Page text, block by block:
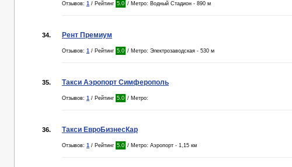
Отзывов: 1 / Рейтинг 5.0 / Метро: Водный Стадион - 890 м
34. Рент Премиум
Отзывов: 1 / Рейтинг 5.0 / Метро: Электрозаводская - 530 м
35. Такси Аэропорт Симферополь
Отзывов: 1 / Рейтинг 5.0 / Метро:
36. Такси ЕвроБизнесКар
Отзывов: 1 / Рейтинг 5.0 / Метро: Аэропорт - 1,15 км